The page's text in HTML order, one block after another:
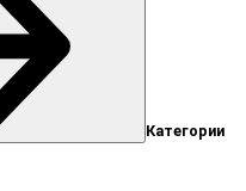
Категории